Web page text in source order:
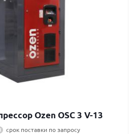
Ozen OSC 3 V-13
срок поставки по запросу